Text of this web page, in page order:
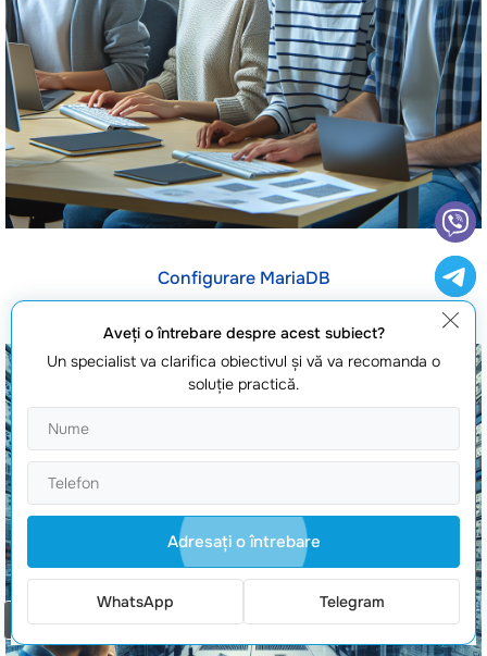
Configurare MariaDB
Aveţi o întrebare despre acest subiect?
Un specialist va clarifica obiectivul şi vă va recomanda o
soluţie practică.
Adresaţi o întrebare
WhatsApp Telegram
Comanda un apel